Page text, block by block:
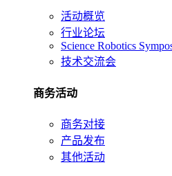
活动概览
行业论坛
Science Robotics
技术交流会
商务活动
商务对接
产品发布
其他活动